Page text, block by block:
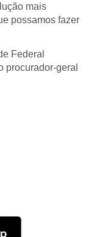
mais
possamos fazer
Federal
procurador-geral